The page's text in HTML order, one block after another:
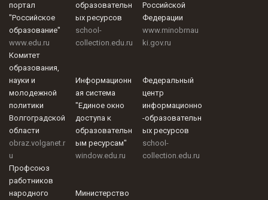
портал
"Российское
образование"
www.edu.ru
образовательн
ых ресурсов
school-
collection.edu.ru
Российской
Федерации
www.minobrnau
ki.gov.ru
Комитет
образования,
науки и
молодежной
политики
Волгоградской
области
obraz.volganet.r
u
Информационн
ая система
"Единое окно
доступа к
образовательн
ым ресурсам"
window.edu.ru
Федеральный
центр
информационно
-образовательн
ых ресурсов
school-
collection.edu.ru
Профсоюз
работников
народного
Министерство